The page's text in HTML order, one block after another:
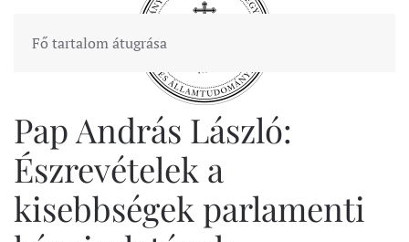
Fő tartalom átugrása
Pap András László:
Észrevételek a
kisebbségek parlamenti